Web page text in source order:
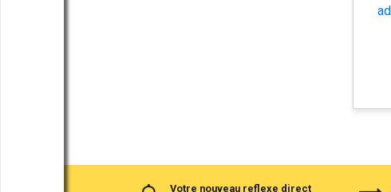
Votre nouveau reflexe direct